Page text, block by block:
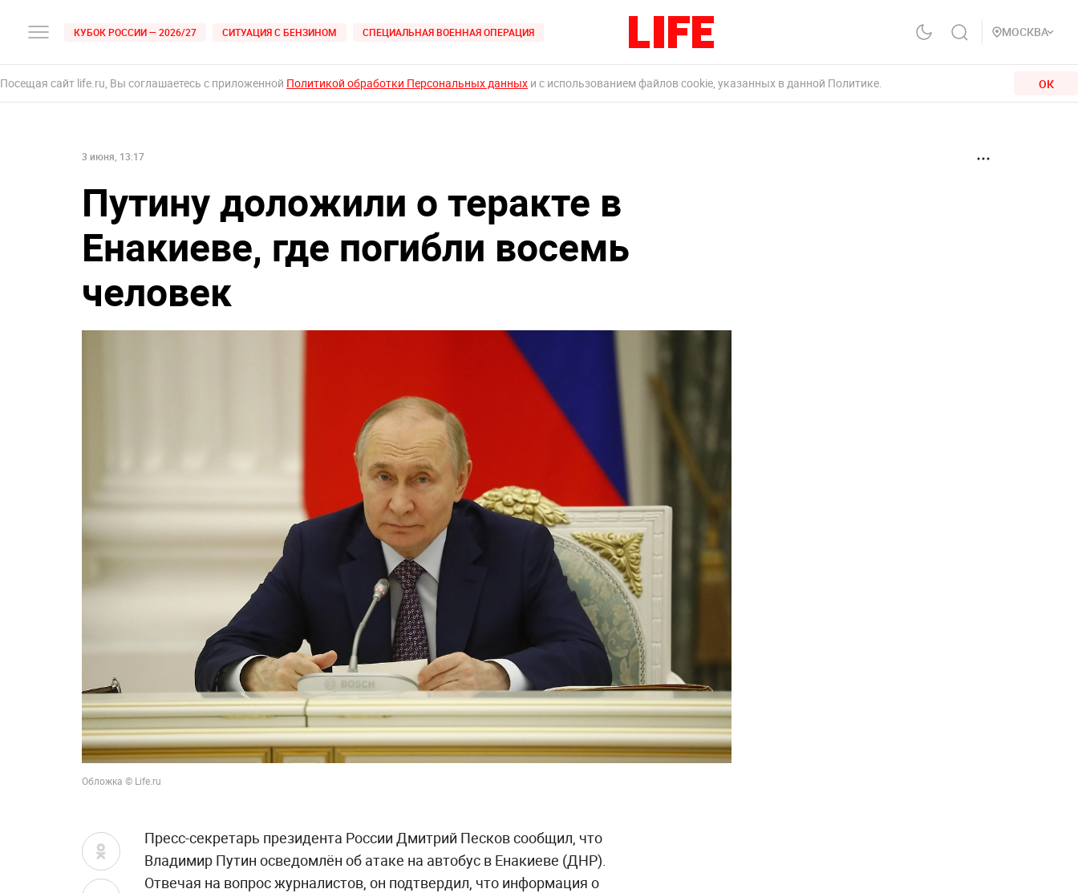
КУБОК РОССИИ — 2026/27 СИТУАЦИЯ С БЕНЗИНОМ СПЕЦИАЛЬНАЯ ВОЕННАЯ ОПЕРАЦИЯ МОСКВА
Посещая сайт life.ru, Вы соглашаетесь с приложенной Политикой обработки Персональных данных и с использованием файлов cookie, указанных в данной Политике. ОК
3 июня, 13:17
Путину доложили о теракте в
Енакиеве, где погибли восемь
человек
Обложка © Life.ru
Пресс-секретарь президента России Дмитрий Песков сообщил, что
Владимир Путин осведомлён об атаке на автобус в Енакиеве (ДНР).
Отвечая на вопрос журналистов, он подтвердил, что информация о